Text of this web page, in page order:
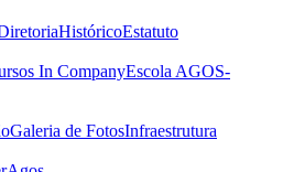
HistóricoEstatuto
In CompanyEscola AGOS-
Galeria de FotosInfraestrutura